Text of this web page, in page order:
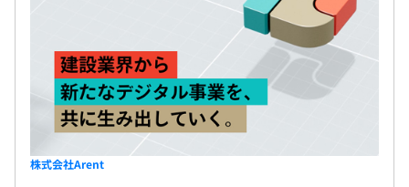
株式会社Arent